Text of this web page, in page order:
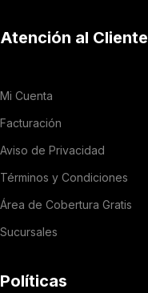
Atención al Cliente
Mi Cuenta
Facturación
Aviso de Privacidad
Términos y Condiciones
Área de Cobertura Gratis
Sucursales
Políticas